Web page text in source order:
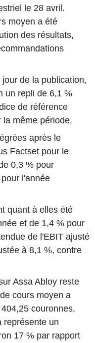
le 28 avril.
moyen a été
des résultats,
de la publication,
un repli de 6,1 %
de référence
la même période.
après le
Factset pour le
0,3 % pour
l'année
quant à elles été
et de 1,4 % pour
de l'EBIT ajusté
à 8,1 %, contre
Assa Abloy reste
cours moyen a
couronnes,
représente un
17 % par rapport